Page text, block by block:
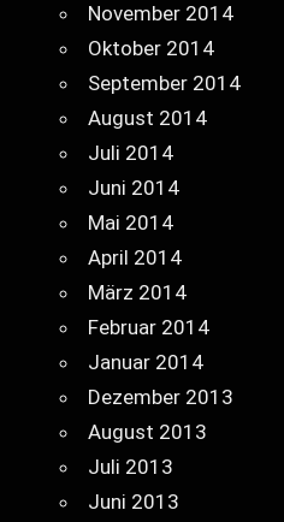
November 2014
Oktober 2014
September 2014
August 2014
Juli 2014
Juni 2014
Mai 2014
April 2014
März 2014
Februar 2014
Januar 2014
Dezember 2013
August 2013
Juli 2013
Juni 2013